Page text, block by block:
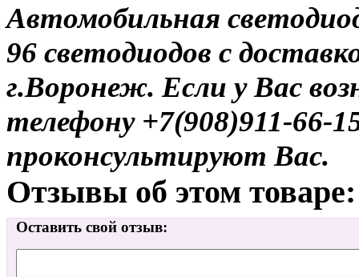
Автомобильная
96 светодиодов с
г.Воронеж. Если у Вас
телефону +7(908)911-
проконсультируют Вас.
Отзывы об этом товаре:
Оставить свой отзыв: